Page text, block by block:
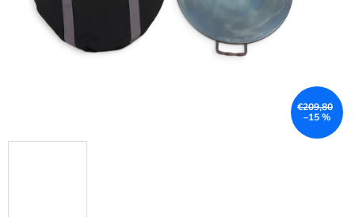
€209,80
–15 %